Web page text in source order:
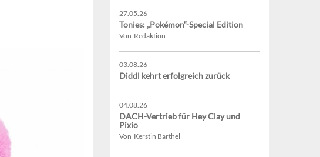
27.05.26
Tonies: „Pokémon“-Special Edition
Von Redaktion
03.08.26
Diddl kehrt erfolgreich zurück
04.08.26
DACH-Vertrieb für Hey Clay und
Pixio
Von Kerstin Barthel